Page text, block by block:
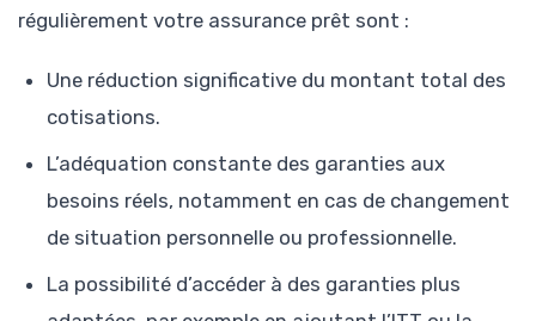
régulièrement votre assurance prêt sont :
Une réduction significative du montant total des
cotisations.
L’adéquation constante des garanties aux
besoins réels, notamment en cas de changement
de situation personnelle ou professionnelle.
La possibilité d’accéder à des garanties plus